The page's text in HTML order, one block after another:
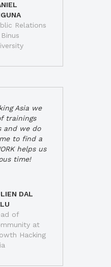
Relations
Asia we
trainings
and we do
to find a
helps us
time!
DAL
of
at
Hacking